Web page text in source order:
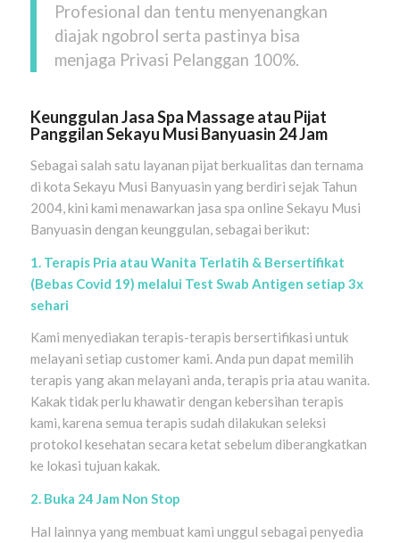
Profesional dan tentu menyenangkan
diajak ngobrol serta pastinya bisa
menjaga Privasi Pelanggan 100%.
Keunggulan Jasa Spa Massage atau Pijat
PanggilanSekayu Musi Banyuasin 24 Jam
Sebagai salah satu layanan pijat berkualitas dan ternama
di kota Sekayu Musi Banyuasin yang berdiri sejak Tahun
2004, kini kami menawarkan jasa spa online Sekayu Musi
Banyuasin dengan keunggulan, sebagai berikut:
1. Terapis Pria atau Wanita Terlatih & Bersertifikat
(Bebas Covid 19) melalui Test Swab Antigen setiap 3x
sehari
Kami menyediakan terapis-terapis bersertifikasi untuk
melayani setiap customer kami. Anda pun dapat memilih
terapis yang akan melayani anda, terapis pria atau wanita.
Kakak tidak perlu khawatir dengan kebersihan terapis
kami, karena semua terapis sudah dilakukan seleksi
protokol kesehatan secara ketat sebelum diberangkatkan
ke lokasi tujuan kakak.
2. Buka 24 Jam Non Stop
Hal lainnya yang membuat kami unggul sebagai penyedia